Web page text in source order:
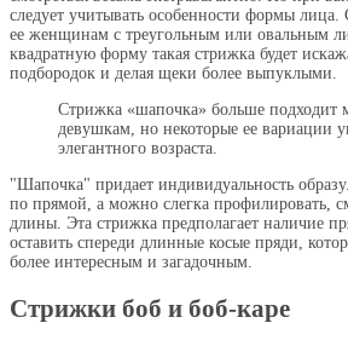
следует учитывать особенности формы
ее женщинам с треугольным или овальным
квадратную форму такая стрижка будет
подбородок и делая щеки более выпуклыми.
Стрижка «шапочка» больше подходит
девушкам, но некоторые ее вариации
элегантного возраста.
"Шапочка" придает индивидуальность
по прямой, а можно слегка профилировать,
длины. Эта стрижка предполагает наличие
оставить спереди длинные косые пряди,
более интересным и загадочным.
Стрижки боб и боб-каре